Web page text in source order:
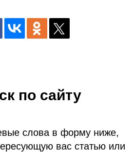
по сайту
слова в форму ниже,
вас статью или